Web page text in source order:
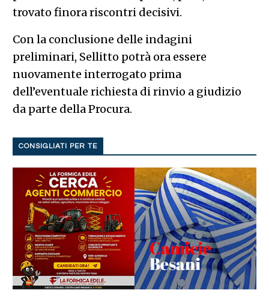
trovato finora riscontri decisivi.
Con la conclusione delle indagini
preliminari, Sellitto potrà ora essere
nuovamente interrogato prima
dell’eventuale richiesta di rinvio a giudizio
da parte della Procura.
CONSIGLIATI PER TE